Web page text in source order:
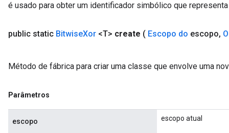
é usado para obter um identificador simbólico que
public static BitwiseXor <T> create ( Escopo do escopo,
Método de fábrica para criar uma classe que envolve uma
Parâmetros
escopo escopo atual